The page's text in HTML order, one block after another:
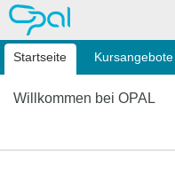
OPAL
Startseite Kursangebote
Willkommen bei OPAL